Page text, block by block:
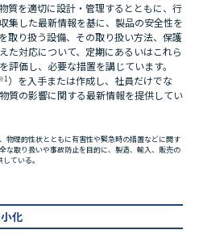
質を適切に設計・管理するとともに、行
集した最新情報を基に、製品の安全性を
取り扱う設備、その取り扱い方法、保護
た対応について、定期にあるいはこれら
評価し、必要な措置を講じています。
）を入手または作成し、社員だけでな
質の影響に関する最新情報を提供してい
物理的性状とともに有害性や緊急時の措置などに関す
な取り扱いや事故防止を目的に、製造、輸入、販売の
ている。
化